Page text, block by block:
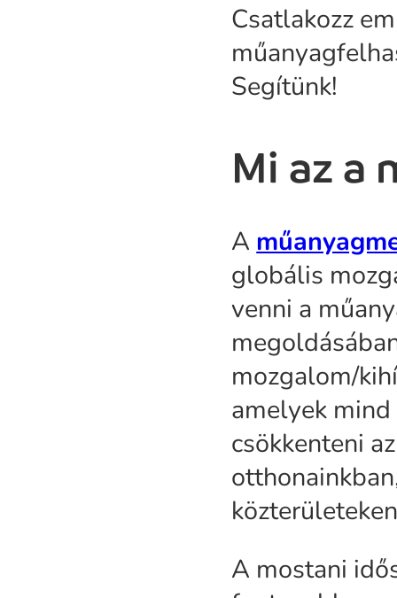
Csatlakozz
Segítünk!
Mi az a
A
globális
venni a
mozgalom/
amelyek
csökkenteni
A mostani